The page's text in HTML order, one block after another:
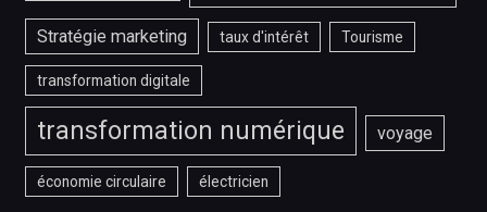
Stratégie marketing taux d'intérêt Tourisme
transformation digitale
transformation numérique voyage
économie circulaire électricien